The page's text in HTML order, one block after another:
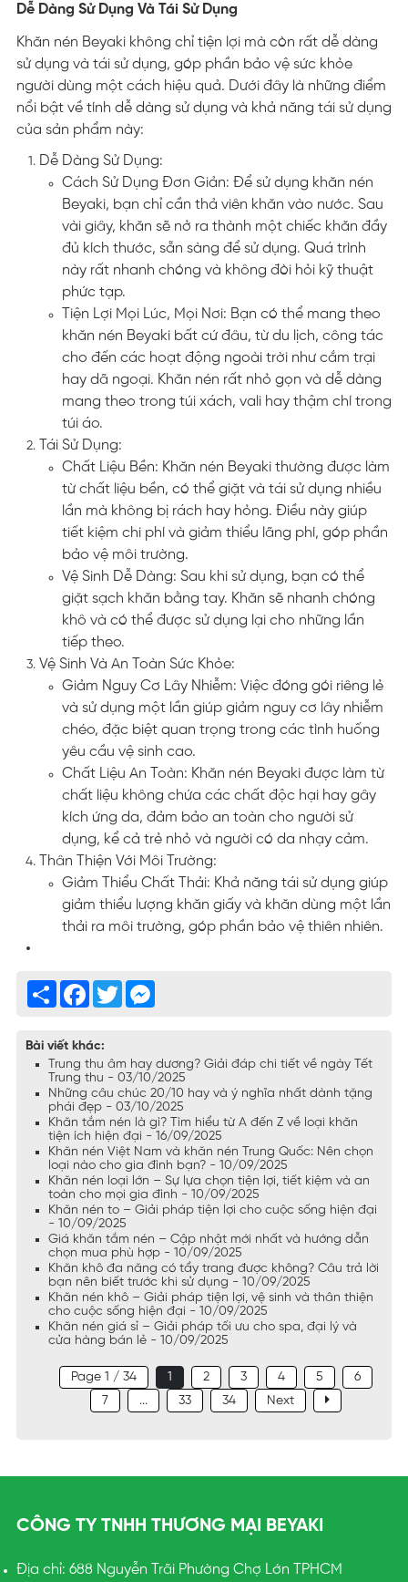
Dễ Dàng Sử Dụng Và Tái Sử Dụng
Khăn nén Beyaki không chỉ tiện lợi mà còn rất dễ dàng
sử dụng và tái sử dụng, góp phần bảo vệ sức khỏe
người dùng một cách hiệu quả. Dưới đây là những điểm
nổi bật về tính dễ dàng sử dụng và khả năng tái sử dụng
của sản phẩm này:
Dễ Dàng Sử Dụng:
Cách Sử Dụng Đơn Giản: Để sử dụng khăn nén
Beyaki, bạn chỉ cần thả viên khăn vào nước. Sau
vài giây, khăn sẽ nở ra thành một chiếc khăn đầy
đủ kích thước, sẵn sàng để sử dụng. Quá trình
này rất nhanh chóng và không đòi hỏi kỹ thuật
phức tạp.
Tiện Lợi Mọi Lúc, Mọi Nơi: Bạn có thể mang theo
khăn nén Beyaki bất cứ đâu, từ du lịch, công tác
cho đến các hoạt động ngoài trời như cắm trại
hay dã ngoại. Khăn nén rất nhỏ gọn và dễ dàng
mang theo trong túi xách, vali hay thậm chí trong
túi áo.
Tái Sử Dụng:
Chất Liệu Bền: Khăn nén Beyaki thường được làm
từ chất liệu bền, có thể giặt và tái sử dụng nhiều
lần mà không bị rách hay hỏng. Điều này giúp
tiết kiệm chi phí và giảm thiểu lãng phí, góp phần
bảo vệ môi trường.
Vệ Sinh Dễ Dàng: Sau khi sử dụng, bạn có thể
giặt sạch khăn bằng tay. Khăn sẽ nhanh chóng
khô và có thể được sử dụng lại cho những lần
tiếp theo.
Vệ Sinh Và An Toàn Sức Khỏe:
Giảm Nguy Cơ Lây Nhiễm: Việc đóng gói riêng lẻ
và sử dụng một lần giúp giảm nguy cơ lây nhiễm
chéo, đặc biệt quan trọng trong các tình huống
yêu cầu vệ sinh cao.
Chất Liệu An Toàn: Khăn nén Beyaki được làm từ
chất liệu không chứa các chất độc hại hay gây
kích ứng da, đảm bảo an toàn cho người sử
dụng, kể cả trẻ nhỏ và người có da nhạy cảm.
Thân Thiện Với Môi Trường:
Giảm Thiểu Chất Thải: Khả năng tái sử dụng giúp
giảm thiểu lượng khăn giấy và khăn dùng một lần
thải ra môi trường, góp phần bảo vệ thiên nhiên.
ShareFacebook
TwitterMessenger
Bài viết khác:
Trung thu âm hay dương? Giải đáp chi tiết về ngày Tết
Trung thu - 03/10/2025
Những câu chúc 20/10 hay và ý nghĩa nhất dành tặng
phái đẹp - 03/10/2025
Khăn tắm nén là gì? Tìm hiểu từ A đến Z về loại khăn
tiện ích hiện đại - 16/09/2025
Khăn nén Việt Nam và khăn nén Trung Quốc: Nên chọn
loại nào cho gia đình bạn? - 10/09/2025
Khăn nén loại lớn – Sự lựa chọn tiện lợi, tiết kiệm và an
toàn cho mọi gia đình - 10/09/2025
Khăn nén to – Giải pháp tiện lợi cho cuộc sống hiện đại
- 10/09/2025
Giá khăn tắm nén – Cập nhật mới nhất và hướng dẫn
chọn mua phù hợp - 10/09/2025
Khăn khô đa năng có tẩy trang được không? Câu trả lời
bạn nên biết trước khi sử dụng - 10/09/2025
Khăn nén khô – Giải pháp tiện lợi, vệ sinh và thân thiện
cho cuộc sống hiện đại - 10/09/2025
Khăn nén giá sỉ – Giải pháp tối ưu cho spa, đại lý và
cửa hàng bán lẻ - 10/09/2025
Page 1 / 34 1 2 3 4 5
6
7
... 33 34 Next
CÔNG TY TNHH THƯƠNG MẠI BEYAKI
Địa chỉ: 688 Nguyễn Trãi Phường Chợ Lớn TPHCM